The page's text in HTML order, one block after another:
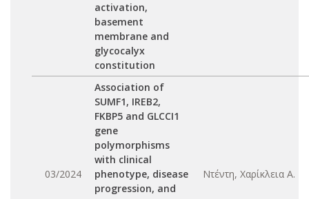
activation,
basement
membrane and
glycocalyx
constitution
03/2024
Association of
SUMF1, IREB2,
FKBP5 and GLCCΙ1
gene
polymorphisms
with clinical
phenotype, disease
progression, and
Ντέντη, Χαρίκλεια Α.